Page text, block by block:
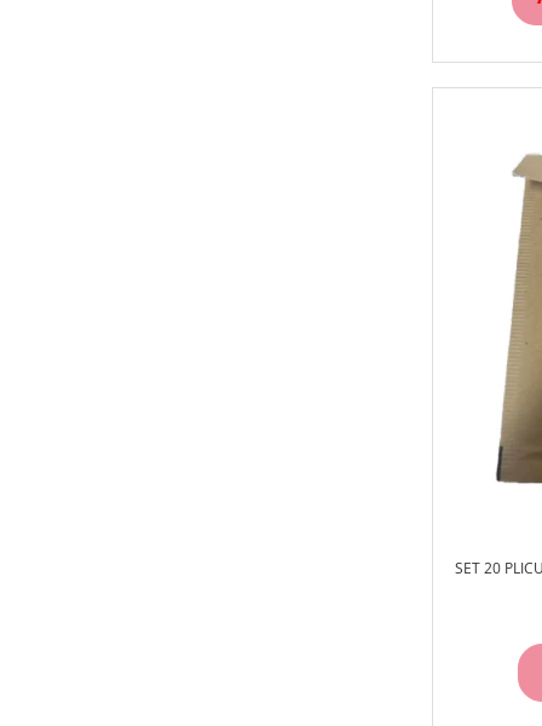
SET 20